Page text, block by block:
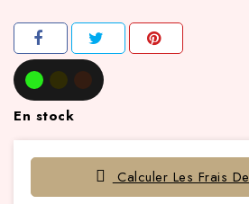
En stock
Calculer Les Frais